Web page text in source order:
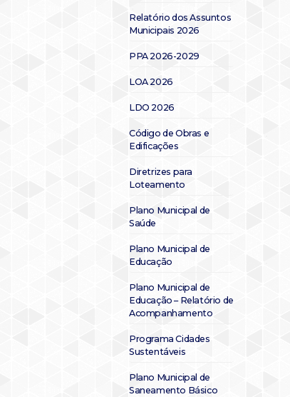
Relatório dos Assuntos
Municipais 2026
PPA 2026-2029
LOA 2026
LDO 2026
Código de Obras e
Edificações
Diretrizes para
Loteamento
Plano Municipal de
Saúde
Plano Municipal de
Educação
Plano Municipal de
Educação – Relatório de
Acompanhamento
Programa Cidades
Sustentáveis
Plano Municipal de
Saneamento Básico